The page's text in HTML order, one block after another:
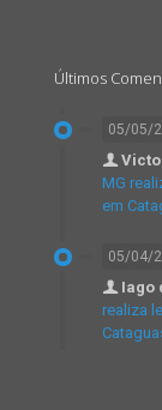
Últimos
05/05/
MG
em
05/04/
Iago
realiza